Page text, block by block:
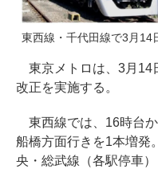
東西線・千代田線で3月14
東京メトロは、3月14
改正を実施する。
東西線では、16時台
船橋方面行きを1本増発
央・総武線（各駅停車